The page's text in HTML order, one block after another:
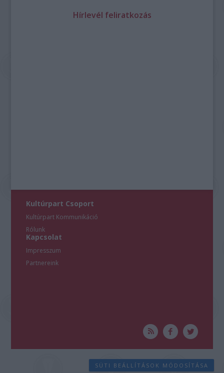
Hírlevél feliratkozás
Kultúrpart Csoport
Kultúrpart Kommunikáció
Rólunk
Kapcsolat
Impresszum
Partnereink
SÜTI BEÁLLÍTÁSOK MÓDOSÍTÁSA